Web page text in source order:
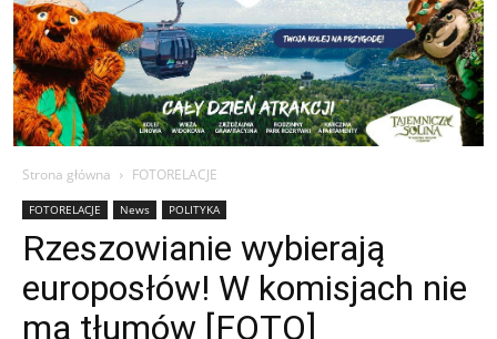
Strona główna FOTORELACJE
FOTORELACJE News POLITYKA
Rzeszowianie wybierają
europosłów! W komisjach nie
ma tłumów [FOTO]